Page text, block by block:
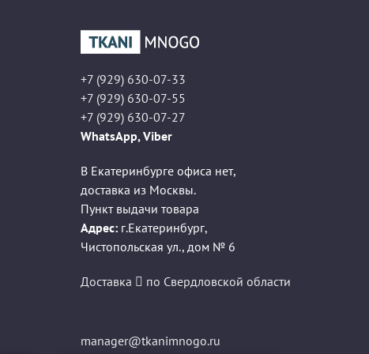
+7 (929) 630-07-33
+7 (929) 630-07-55
+7 (929) 630-07-27
WhatsApp, Viber
В Екатеринбурге офиса нет,
доставка из Москвы.
Пункт выдачи товара
Адрес: г.Екатеринбург,
Чистопольская ул., дом № 6
Доставка по Свердловской области
manager@tkanimnogo.ru